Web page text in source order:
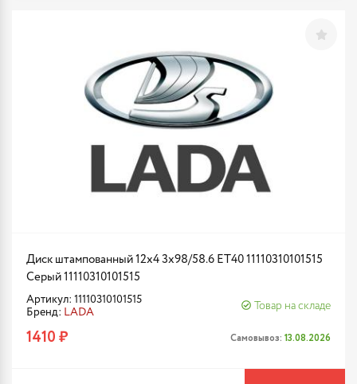
Диск штампованный 12x4 3x98/58.6 ET40 11110310101515
Серый 11110310101515
Артикул: 11110310101515
Бренд: LADA
Товар на складе
1410 ₽ Самовывоз: 13.08.2026